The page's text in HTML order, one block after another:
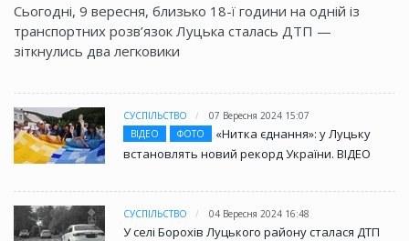
Сьогодні, 9 вересня, близько 18-ї години на одній із
транспортних розв’язок Луцька сталась ДТП —
зіткнулись два легковики
СУСПІЛЬСТВО
07 Вересня 2024 15:07
ВІДЕО
ФОТО
«Нитка єднання»: у Луцьку
встановлять новий рекорд України. ВІДЕО
СУСПІЛЬСТВО 04 Вересня 2024 16:48
У селі Борохів Луцького району сталася ДТП